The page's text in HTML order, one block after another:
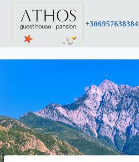
Перейти
вмісту
+306957638384